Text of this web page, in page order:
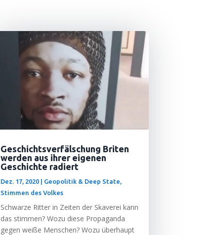
Geschichtsverfälschung Briten
werden aus ihrer eigenen
Geschichte radiert
Dez. 17, 2020| Geopolitik & Deep State,
Stimmen des Volkes
Schwar­ze Rit­ter in Zei­ten der Ska­ve­rei kann
das stim­men? Wozu die­se Pro­pa­gan­da
gegen wei­ße Men­schen? Wozu über­haupt